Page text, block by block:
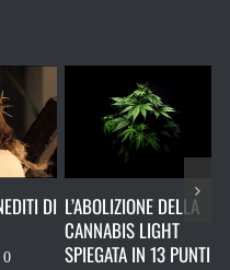
L’ABOLIZIONE DELLA
CANNABIS LIGHT
SPIEGATA IN 13 PUNTI
DEVI
24/05/2019